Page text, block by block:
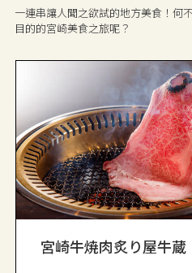
一連串讓人聞之欲試的地方美食！何
目的的宮崎美食之旅呢？
宮崎牛焼肉炙り屋牛蔵